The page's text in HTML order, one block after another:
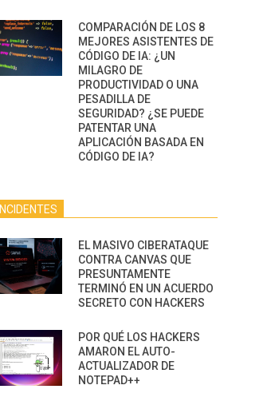
COMPARACIÓN DE LOS 8
MEJORES ASISTENTES DE
CÓDIGO DE IA: ¿UN
MILAGRO DE
PRODUCTIVIDAD O UNA
PESADILLA DE
SEGURIDAD? ¿SE PUEDE
PATENTAR UNA
APLICACIÓN BASADA EN
CÓDIGO DE IA?
INCIDENTES
EL MASIVO CIBERATAQUE
CONTRA CANVAS QUE
PRESUNTAMENTE
TERMINÓ EN UN ACUERDO
SECRETO CON HACKERS
POR QUÉ LOS HACKERS
AMARON EL AUTO-
ACTUALIZADOR DE
NOTEPAD++